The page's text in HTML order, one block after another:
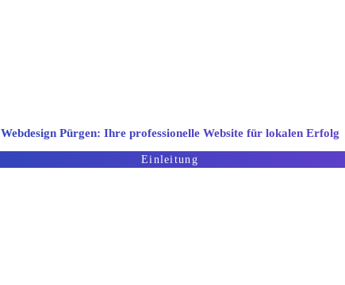
Webdesign Pürgen: Ihre professionelle Website für lokalen Erfolg
Einleitung